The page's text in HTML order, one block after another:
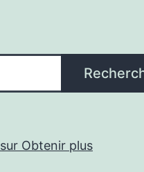
Obtenir plus